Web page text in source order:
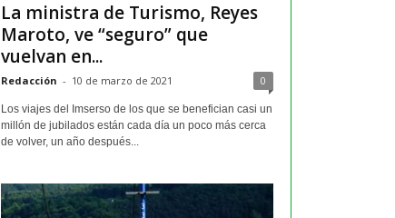
La ministra de Turismo, Reyes
Maroto, ve “seguro” que
vuelvan en...
Redacción - 10 de marzo de 2021 0
Los viajes del Imserso de los que se benefician casi un
millón de jubilados están cada día un poco más cerca
de volver, un año después...